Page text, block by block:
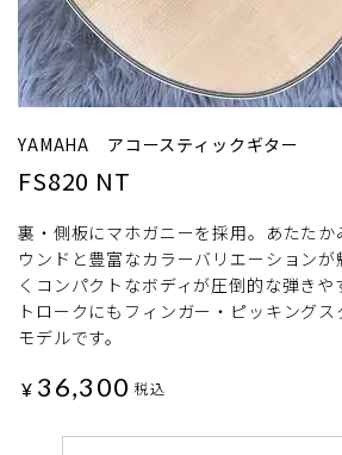
YAMAHA アコースティックギター
FS820 NT
裏・側板にマホガニーを採用。あたた
ウンドと豊富なカラーバリエーション
くコンパクトなボディが圧倒的な弾き
トロークにもフィンガー・ピッキング
モデルです。
¥ 36,300 税込